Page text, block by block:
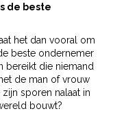
de beste
het dan vooral om
beste ondernemer
bereikt die niemand
de man of vrouw
sporen nalaat in
bouwt?